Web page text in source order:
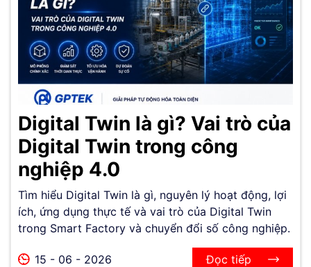
Digital Twin là gì? Vai trò của
Digital Twin trong công
nghiệp 4.0
Tìm hiểu Digital Twin là gì, nguyên lý hoạt động, lợi
ích, ứng dụng thực tế và vai trò của Digital Twin
trong Smart Factory và chuyển đổi số công nghiệp.
15 - 06 - 2026 Đọc tiếp